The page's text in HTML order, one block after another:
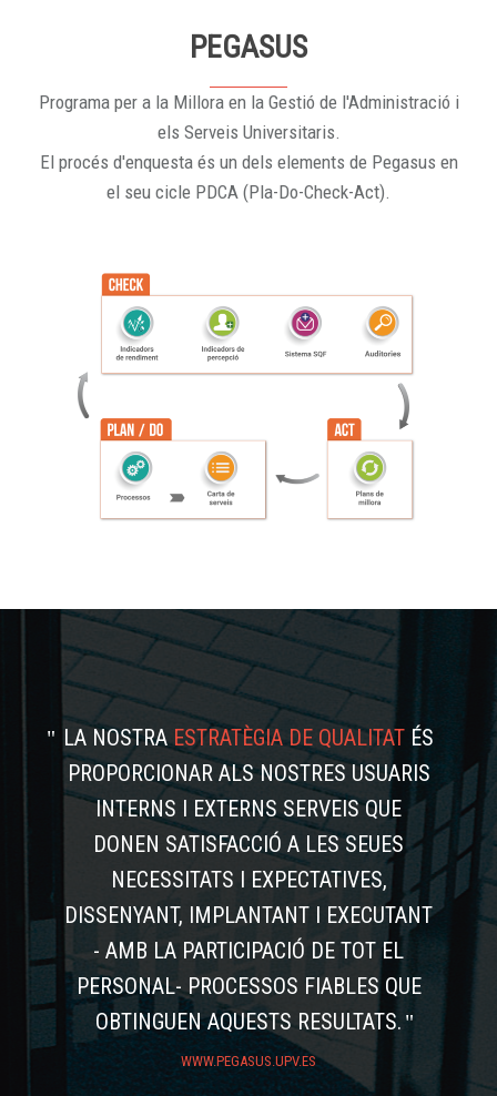
PEGASUS
Programa per a la Millora en la Gestió de l'Administració i
els Serveis Universitaris.
El procés d'enquesta és un dels elements de Pegasus en
el seu cicle PDCA (Pla-Do-Check-Act).
LA NOSTRAESTRATÈGIA DE QUALITAT ÉS
PROPORCIONAR ALS NOSTRES USUARIS
INTERNS I EXTERNS SERVEIS QUE
DONEN SATISFACCIÓ A LES SEUES
NECESSITATS I EXPECTATIVES,
DISSENYANT, IMPLANTANT I EXECUTANT
- AMB LA PARTICIPACIÓ DE TOT EL
PERSONAL- PROCESSOS FIABLES QUE
OBTINGUEN AQUESTS RESULTATS.
WWW.PEGASUS.UPV.ES